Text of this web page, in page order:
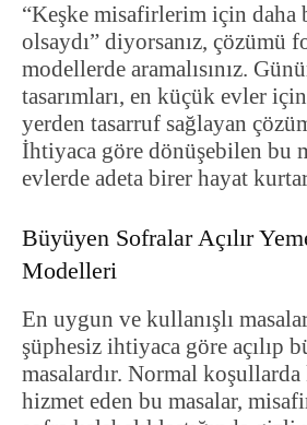
“Keşke misafirlerim için daha
olsaydı” diyorsanız, çözümü
modellerde aramalısınız.
tasarımları, en küçük evler
yerden tasarruf sağlayan
İhtiyaca göre dönüşebilen bu
evlerde adeta birer hayat
Büyüyen Sofralar Açılır
Modelleri
En uygun ve kullanışlı
şüphesiz ihtiyaca göre açılıp
masalardır. Normal
hizmet eden bu masalar,